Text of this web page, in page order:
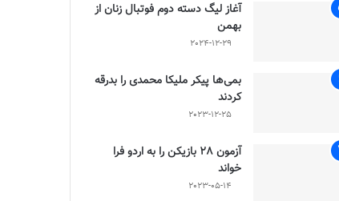
آغاز لیگ دسته دوم فوتبال زنان از
بهمن
2024-12-29
بمی‌ها پیکر ملیکا محمدی را بدرقه
کردند
2023-12-25
آزمون 28 بازیکن را به اردو فرا
خواند
2023-05-14